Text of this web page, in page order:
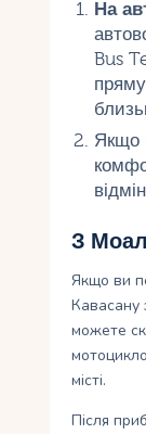
На
Bus
Якщо
З
Якщо ви
Кавасану
можете
місті.
Після